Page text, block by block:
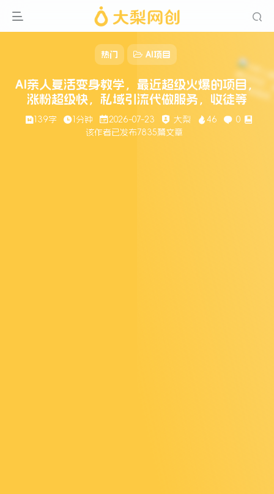
热门 AI项目
AI亲人复活变身教学，最近超级火爆的项目，
涨粉超级快，私域引流代做服务，收徒等
139字 1分钟 2026-07-23 大梨 46
0
该作者已发布7835篇文章